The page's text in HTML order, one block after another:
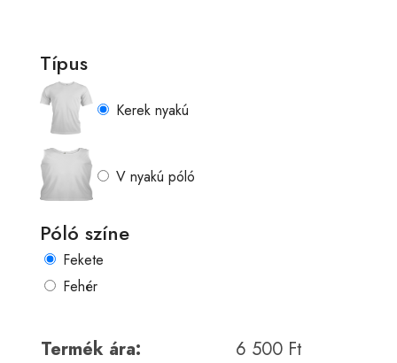
Típus
Kerek nyakú
V nyakú póló
Póló színe
Fekete
Fehér
Termék ára: 6 500 Ft